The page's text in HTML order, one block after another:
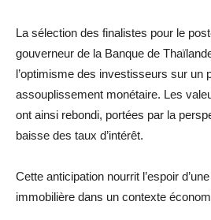
La sélection des finalistes pour le
gouverneur de la Banque de
l’optimisme des investisseurs sur un
assouplissement monétaire. Les
ont ainsi rebondi, portées par la
baisse des taux d’intérêt.
Cette anticipation nourrit l’espoir
immobilière dans un contexte